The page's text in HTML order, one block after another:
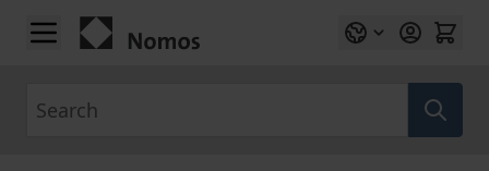
Skip to Content